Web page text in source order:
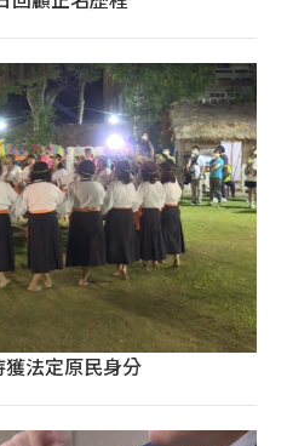
法定原民身分